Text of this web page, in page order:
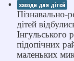
заходи для дітей
Пізнавально-
дітей
Інгульського
підопічних
маленьких